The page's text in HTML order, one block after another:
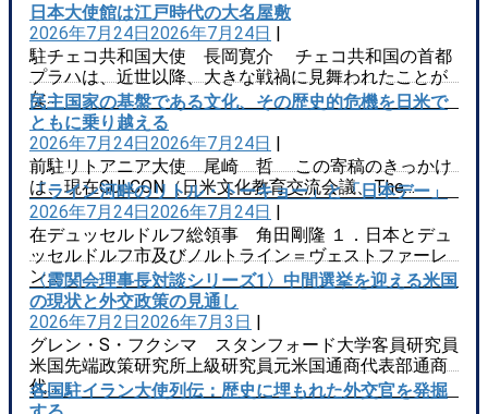
日本大使館は江戸時代の大名屋敷
2026年7月24日2026年7月24日 |
駐チェコ共和国大使 長岡寛介 チェコ共和国の首都
プラハは、近世以降、大きな戦禍に見舞われたことが
な…
民主国家の基盤である文化、その歴史的危機を日米で
ともに乗り越える
2026年7月24日2026年7月24日 |
前駐リトアニア大使 尾崎 哲 この寄稿のきっかけ
は、現在CULCON（日米文化教育交流会議、The…
「ライン河畔のリトル・トーキョー」と「日本デー」
2026年7月24日2026年7月24日 |
在デュッセルドルフ総領事 角田剛隆 １．日本とデュ
ッセルドルフ市及びノルトライン＝ヴェストファーレ
ン…
〈霞関会理事長対談シリーズ1〉中間選挙を迎える米国
の現状と外交政策の見通し
2026年7月2日2026年7月3日 |
グレン・S・フクシマ スタンフォード大学客員研究員
米国先端政策研究所上級研究員元米国通商代表部通商
代…
各国駐イラン大使列伝：歴史に埋もれた外交官を発掘